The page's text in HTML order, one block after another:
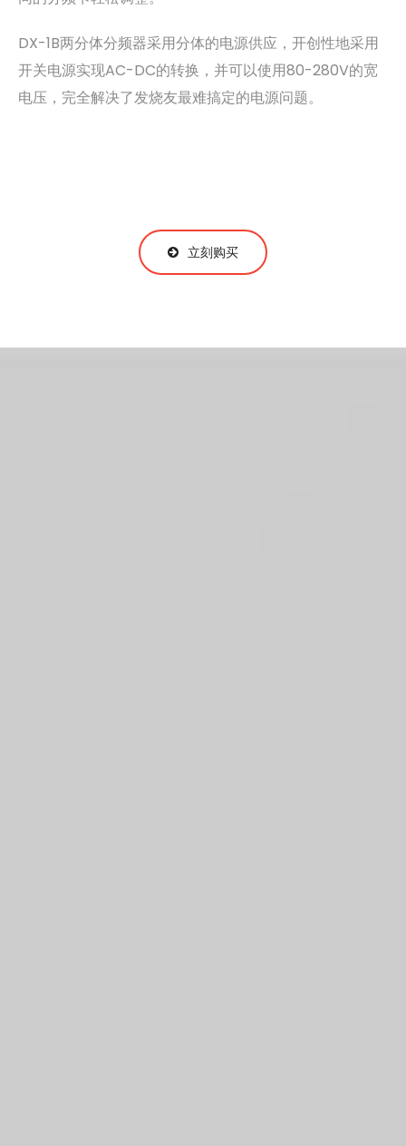
DX-1B两分体分频器采用分体的电源供应，开创性地采用
开关电源实现AC-DC的转换，并可以使用80-280V的宽
电压，完全解决了发烧友最难搞定的电源问题。
立刻购买